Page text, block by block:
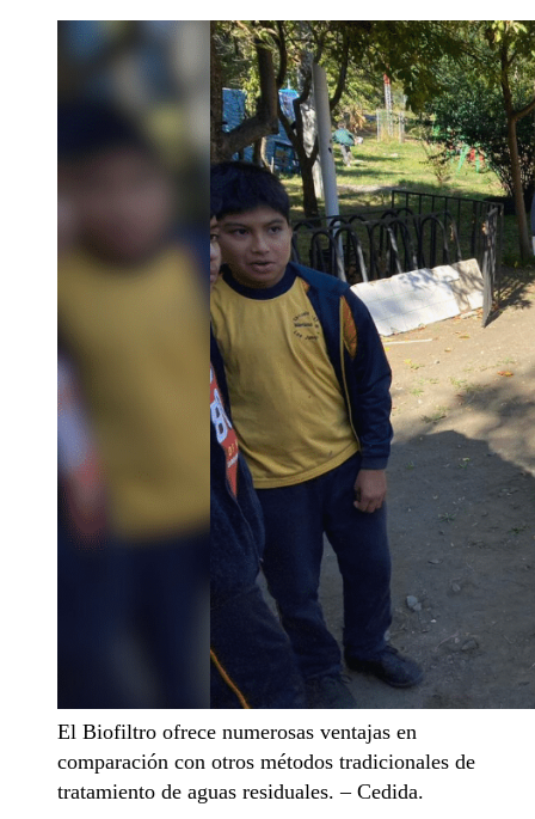
El Biofiltro ofrece numerosas ventajas en
comparación con otros métodos tradicionales de
tratamiento de aguas residuales. – Cedida.